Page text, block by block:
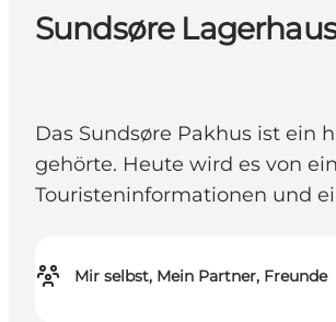
Sundsøre Lagerhaus
Das Sundsøre Pakhus ist ein
gehörte. Heute wird es von
Touristeninformationen und
Mir selbst, Mein Partner, Freunde